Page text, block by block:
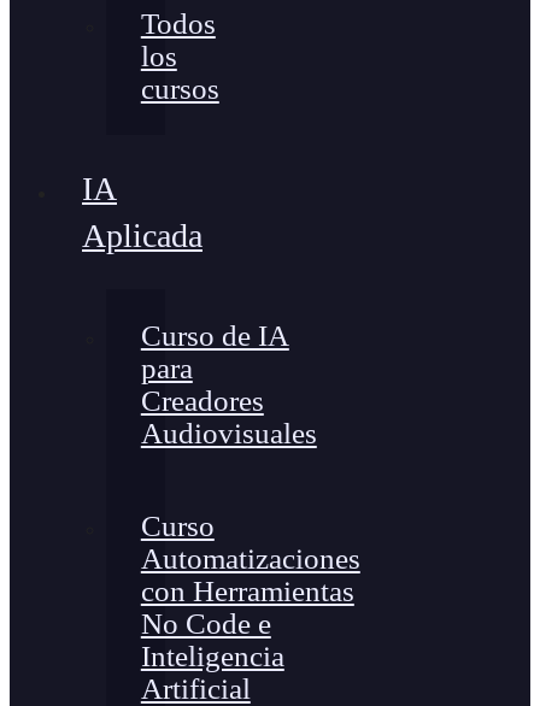
Todos
los
cursos
IA
Aplicada
Curso de IA
para
Creadores
Audiovisuales
Curso
Automatizaciones
con Herramientas
No Code e
Inteligencia
Artificial